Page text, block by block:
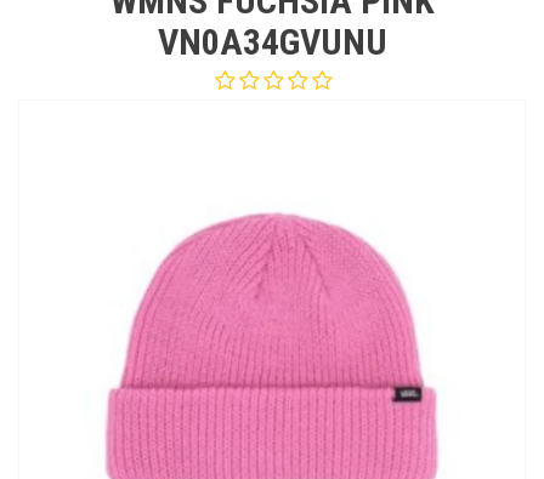
VN0A34GVUNU